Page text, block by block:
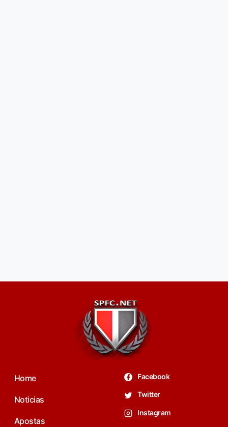
Home
Noticias
Apostas
Facebook
Twitter
Instagram